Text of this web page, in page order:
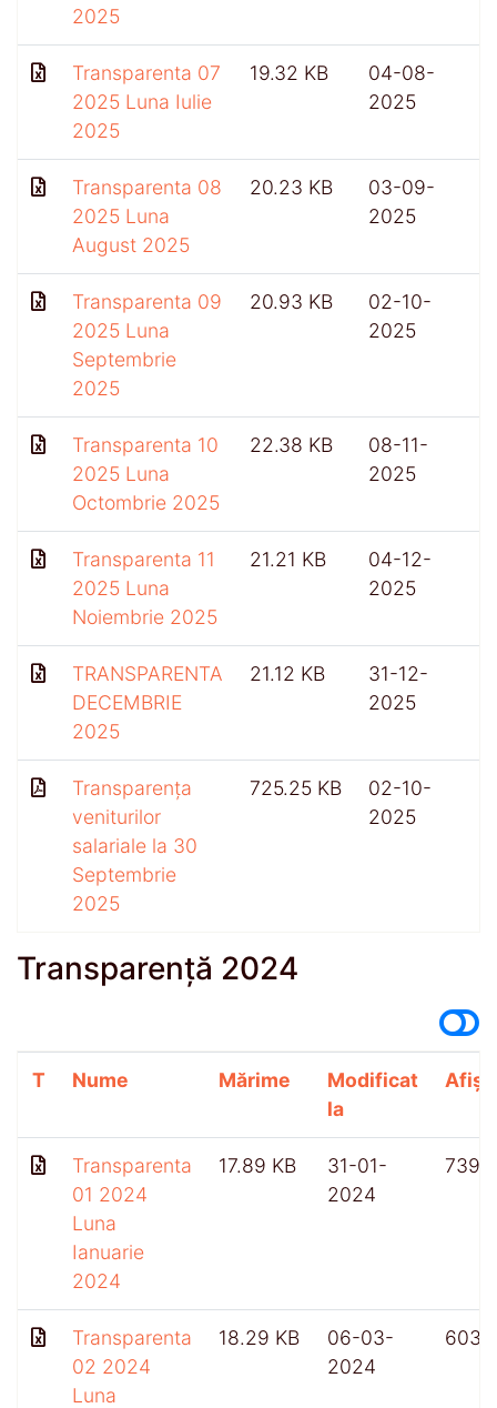
2025
Transparenta 07
2025 Luna Iulie
2025
19.32 KB
04-08-
2025
Transparenta 08
2025 Luna
August 2025
20.23 KB
03-09-
2025
Transparenta 09
2025 Luna
Septembrie
2025
20.93 KB
02-10-
2025
Transparenta 10
2025 Luna
Octombrie 2025
22.38 KB
08-11-
2025
Transparenta 11
2025 Luna
Noiembrie 2025
21.21 KB
04-12-
2025
TRANSPARENTA
DECEMBRIE
2025
21.12 KB
31-12-
2025
Transparența
veniturilor
salariale la 30
Septembrie
2025
725.25 KB
02-10-
2025
Transparență 2024
T Nume Mărime
Modificat
la
Transparenta
01 2024
Luna
Ianuarie
2024
17.89 KB
31-01-
2024
739
Transparenta
02 2024
Luna
18.29 KB
06-03-
2024
603